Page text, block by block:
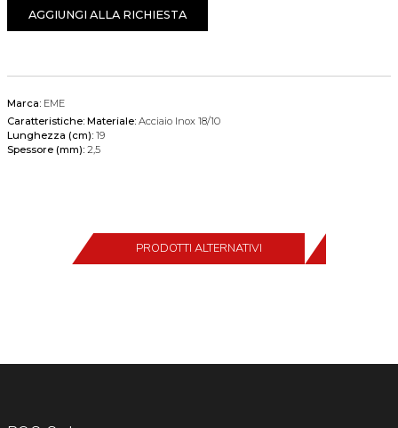
AGGIUNGI ALLA RICHIESTA
Marca: EME
Caratteristiche: Materiale: Acciaio Inox 18/10
Lunghezza (cm): 19
Spessore (mm): 2,5
PRODOTTI ALTERNATIVI